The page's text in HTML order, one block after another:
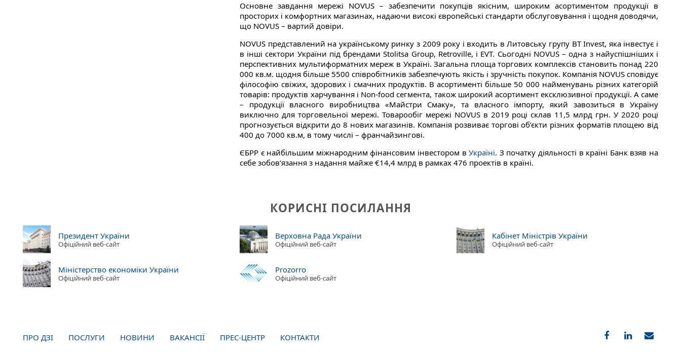
Основне завдання мережі NOVUS – забезпечити покупців якісним, широким асортиментом продукції в
просторих і комфортних магазинах, надаючи високі європейські стандарти обслуговування і щодня доводячи,
що NOVUS – вартий довіри.
NOVUS представлений на українському ринку з 2009 року і входить в Литовську групу BT Invest, яка інвестує і
в інші сектори України під брендами Stolitsa Group, Retroville, і EVT. Сьогодні NOVUS – одна з найуспішніших і
перспективних мультиформатних мереж в Україні. Загальна площа торгових комплексів становить понад 220
000 кв.м. щодня більше 5500 співробітників забезпечують якість і зручність покупок. Компанія NOVUS сповідує
філософію свіжих, здорових і смачних продуктів. В асортименті більше 50 000 найменувань різних категорій
товарів: продуктів харчування і Non-food сегмента, також широкий асортимент ексклюзивної продукції. А саме
– продукції власного виробництва «Майстри Смаку», та власного імпорту, який завозиться в Україну
виключно для торговельної мережі. Товарообіг мережі NOVUS в 2019 році склав 11,5 млрд грн. У 2020 році
прогнозується відкрити до 8 нових магазинів. Компанія розвиває торгові об’єкти різних форматів площею від
400 до 7000 кв.м, в тому числі – франчайзингові.
ЄБРР є найбільшим міжнародним фінансовим інвестором вУкраїні. З початку діяльності в країні Банк взяв на
себе зобов’язання з надання майже €14,4 млрд в рамках 476 проектів в країні.
КОРИСНІ ПОСИЛАННЯ
Президент України
Офіційний веб-сайт
Верховна Рада України
Офіційний веб-сайт
Кабінет Міністрів України
Офіційний веб-сайт
Міністерство економіки України
Офіційний веб-сайт
Prozorro
Офіційний веб-сайт
ПРО ДЗІ ПОСЛУГИ НОВИНИ ВАКАНСІЇ ПРЕС-ЦЕНТР КОНТАКТИ